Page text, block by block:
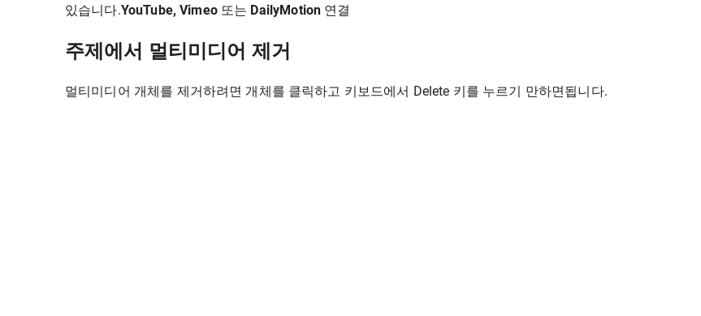
있습니다.YouTube, Vimeo또는 DailyMotion 연결
주제에서 멀티미디어 제거
멀티미디어 개체를 제거하려면 개체를 클릭하고 키보드에서 Delete 키를 누르기 만하면됩니다.